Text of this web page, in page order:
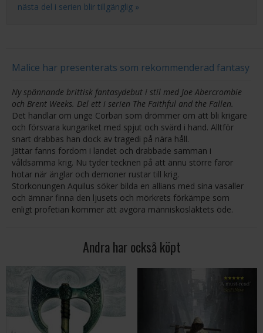
nästa del i serien blir tillgänglig »
Malice har presenterats som rekommenderad fantasy
Ny spännande brittisk fantasydebut i stil med Joe Abercrombie
och Brent Weeks. Del ett i serien The Faithful and the Fallen.
Det handlar om unge Corban som drömmer om att bli krigare
och försvara kungariket med spjut och svärd i hand. Alltför
snart drabbas han dock av tragedi på nära håll.
Jättar fanns fordom i landet och drabbade samman i
våldsamma krig. Nu tyder tecknen på att ännu större faror
hotar när änglar och demoner rustar till krig.
Storkonungen Aquilus söker bilda en allians med sina vasaller
och ämnar finna den ljusets och mörkrets förkämpe som
enligt profetian kommer att avgöra människosläktets öde.
Andra har också köpt